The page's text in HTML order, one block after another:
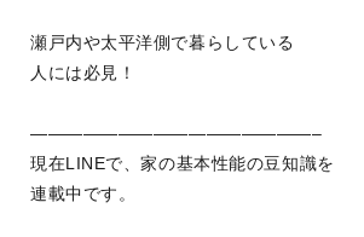
瀬戸内や太平洋側で暮らしている
人には必見！
————————————————–
現在LINEで、家の基本性能の豆知識を
連載中です。